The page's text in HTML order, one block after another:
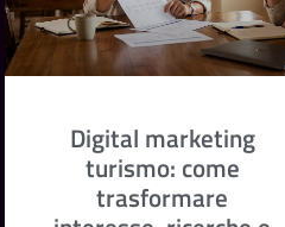
Digital marketing
turismo: come
trasformare